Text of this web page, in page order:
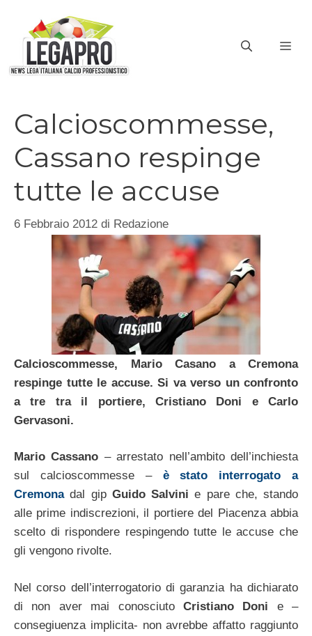
contenuto
Calcioscommesse,
Cassano respinge
tutte le accuse
6 Febbraio 2012 di Redazione
Calcioscommesse, Mario Casano a Cremona
respinge tutte le accuse. Si va verso un confronto
a tre tra il portiere, Cristiano Doni e Carlo
Gervasoni.
Mario Cassano – arrestato nell’ambito dell’inchiesta
sul calcioscommesse – è stato interrogato a
Cremonadal gip Guido Salvini e pare che, stando
alle prime indiscrezioni, il portiere del Piacenza abbia
scelto di rispondere respingendo tutte le accuse che
gli vengono rivolte.
Nel corso dell’interrogatorio di garanzia ha dichiarato
di non aver mai conosciuto Cristiano Doni e –
consegiuenza implicita- non avrebbe affatto raggiunto